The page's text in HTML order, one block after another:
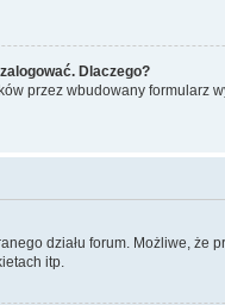
Dlaczego?
przez wbudowany formularz
działu forum. Możliwe,
itp.